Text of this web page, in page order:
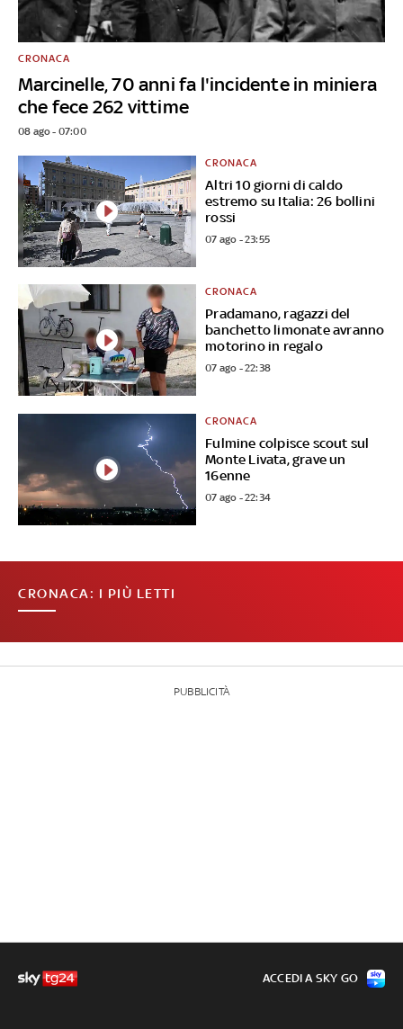
Marcinelle, 70 anni fa l'incidente in miniera
che fece 262 vittime
CRONACA
08 ago - 07:00
Altri 10 giorni di caldo
estremo su Italia: 26 bollini
rossi
CRONACA
07 ago - 23:55
Pradamano, ragazzi del
banchetto limonate avranno
motorino in regalo
CRONACA
07 ago - 22:38
Fulmine colpisce scout sul
Monte Livata, grave un
16enne
CRONACA
07 ago - 22:34
CRONACA: I PIÙ LETTI
PUBBLICITÀ
ACCEDI A SKY GO